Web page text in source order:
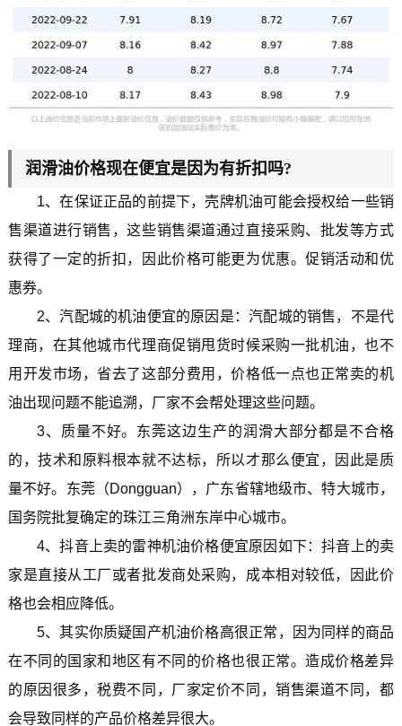
润滑油价格现在便宜是因为有折扣吗?
1、在保证正品的前提下，壳牌机油可能会授权给一些销
售渠道进行销售，这些销售渠道通过直接采购、批发等方式
获得了一定的折扣，因此价格可能更为优惠。促销活动和优
惠券。
2、汽配城的机油便宜的原因是：汽配城的销售，不是代
理商，在其他城市代理商促销甩货时候采购一批机油，也不
用开发市场，省去了这部分费用，价格低一点也正常卖的机
油出现问题不能追溯，厂家不会帮处理这些问题。
3、质量不好。东莞这边生产的润滑大部分都是不合格
的，技术和原料根本就不达标，所以才那么便宜，因此是质
量不好。东莞（Dongguan），广东省辖地级市、特大城市，
国务院批复确定的珠江三角洲东岸中心城市。
4、抖音上卖的雷神机油价格便宜原因如下：抖音上的卖
家是直接从工厂或者批发商处采购，成本相对较低，因此价
格也会相应降低。
5、其实你质疑国产机油价格高很正常，因为同样的商品
在不同的国家和地区有不同的价格也很正常。造成价格差异
的原因很多，税费不同，厂家定价不同，销售渠道不同，都
会导致同样的产品价格差异很大。